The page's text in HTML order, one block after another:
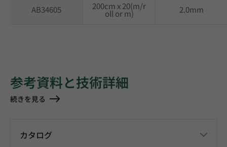
AB34605 200cm x 20(m/r
oll or m) 2.0mm
参考資料と技術詳細
続きを見る
カタログ